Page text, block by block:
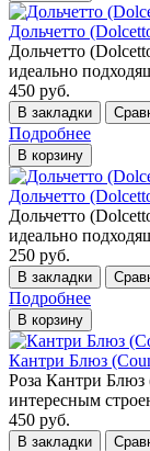
Дольчетто
Дольчетто
идеально
450 руб.
В закладки
Подробнее
В корзину
Дольчетто
Дольчетто
идеально
250 руб.
В закладки
Подробнее
В корзину
Кантри Блюз
Роза Кантри Блюз
интересным
450 руб.
В закладки